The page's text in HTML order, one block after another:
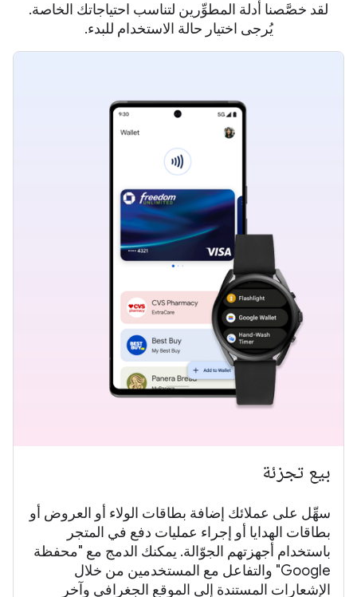
لقد خصَّصنا أدلة المطوِّرين لتناسب احتياجاتك الخاصة.
يُرجى اختيار حالة الاستخدام للبدء.
بيع تجزئة
سهِّل على عملائك إضافة بطاقات الولاء أو العروض أو
بطاقات الهدايا أو إجراء عمليات دفع في المتجر
باستخدام أجهزتهم الجوّالة. يمكنك الدمج مع "محفظة
Google" والتفاعل مع المستخدمين من خلال
الإشعارات المستندة إلى الموقع الجغرافي وآخر